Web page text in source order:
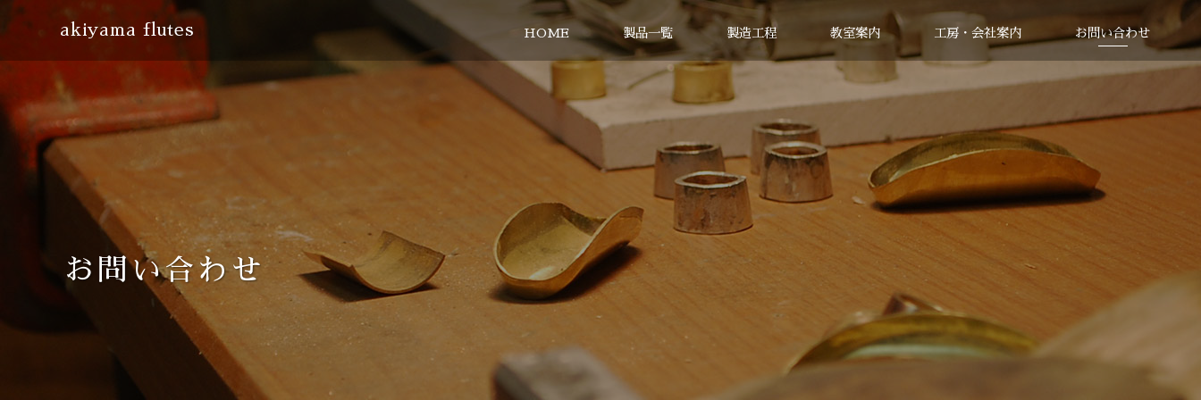
akiyama flutes HOME 製品一覧 製造工程 教室案内 工房・会社案内 お問い合わせ
お問い合わせ